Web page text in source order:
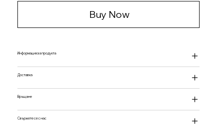
Buy Now
Информация за продукта
Доставка
Връщане
Свържете се с нас